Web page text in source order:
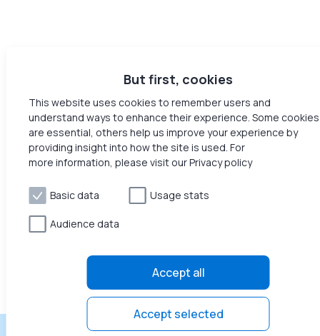
But first, cookies
This website uses cookies to remember users and
understand ways to enhance their experience. Some cookies
are essential, others help us improve your experience by
providing insight into how the site is used. For
more information, please visit our Privacy policy
Basic data Usage stats
Audience data
Accept all
Accept selected